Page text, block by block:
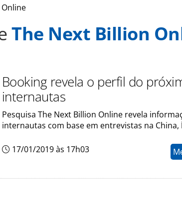
The Next Billion
Booking revela o perfil do
internautas
Pesquisa The Next Billion Online revela
internautas com base em entrevistas na China,
17/01/2019 às 17h03